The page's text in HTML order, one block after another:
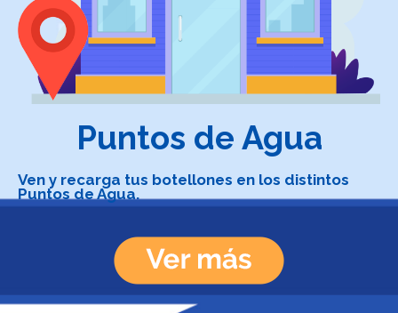
Puntos de Agua
Ven y recarga tus botellones en los distintos
Puntos de Agua.